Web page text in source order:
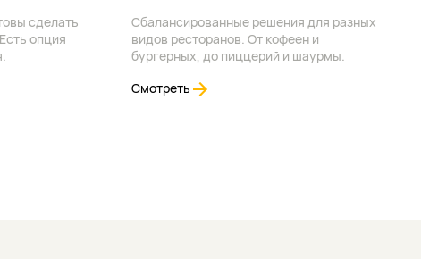
сделать
опция
Сбалансированные решения для разных
видов ресторанов. От кофеен и
бургерных, до пиццерий и шаурмы.
Смотреть